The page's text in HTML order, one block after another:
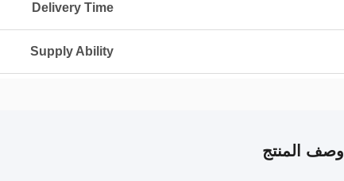
Delivery Time
Supply Ability
وصف المنتج